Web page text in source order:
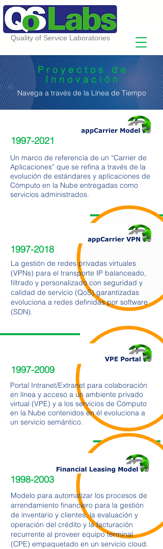
Quality of Service Laboratories
Proyectos de
Innovación
Navegaa través de la Línea de Tiempo
1997-2021
Un marco de referencia de un “Carrier de
Aplicaciones” que se refina a través de la
evolución de estándares y aplicaciones de
Cómputo en la Nube entregadas como
servicios administrados.
1997-2018
La gestión de redes privadas virtuales
(VPNs) para el transporte IP balanceado,
filtrado y personalizado con seguridad y
calidad de servicio (QoS) garantizadas
evoluciona a redes definidas por software
(SDN).
1997-2009
Portal Intranet/Extranet para colaboración
en línea y acceso a un ambiente privado
virtual (VPE) y a los servicios de Cómputo
en la Nube contenidos en él evoluciona a
un servicio semántico.
1998-2003
Modelo para automatizar los procesos de
arrendamiento financiero para la gestión
de inventario y clientes, la evaluación y
operación del crédito y la facturación
recurrente al proveer equipo terminal
(CPE) empaquetado en un servicio cloud.